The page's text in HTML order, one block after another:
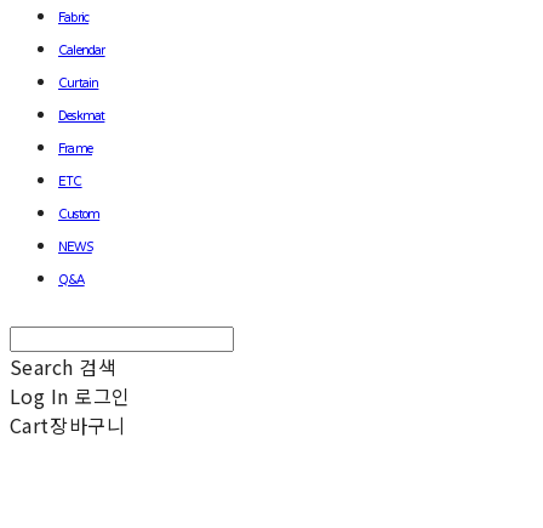
Fabric
Calendar
Curtain
Deskmat
Frame
ETC
Custom
NEWS
Q&A
Search 검색
Log In 로그인
Cart장바구니